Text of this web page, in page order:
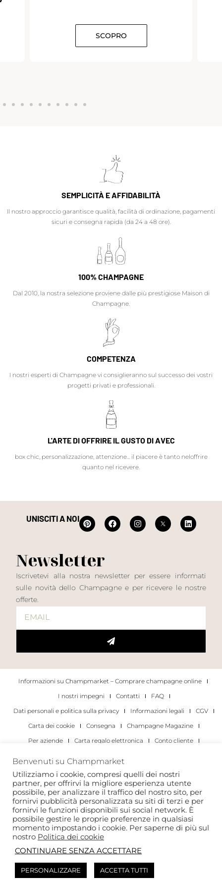
SCOPRO
SEMPLICITÀ E AFFIDABILITÀ
Il nostro approccio garantisce qualità, facilità di ordinazione, pagamenti
sicuri e consegna rapida (da 24 a 48 ore).
100% CHAMPAGNE
Dal 2010, la nostra selezione proviene dalle più prestigiose Maison di
Champagne.
COMPETENZA
I nostri esperti di Champagne vi consiglieranno sul successo dei vostri
progetti privati e professionali.
L'ARTE DI OFFRIRE IL GUSTO DI AVEC
box chic, personalizzazione, attenzione... il piacere è tanto neloffrire
quanto nel ricevere.
UNISCITI A NOI
Newsletter
Iscrivetevi alla nostra newsletter per essere informati
sulle novità dello Champagne e per ricevere le nostre
offerte.
Informazioni su Champmarket – Comprare champagne online
I nostri impegni
Contatti
FAQ
Dati personali e politica sulla privacy
Informazioni legali
CGV
Carta dei cookie
Consegna
Champagne Magazine
Per aziende
Carta regalo elettronica
Conto cliente
Per gli individui
Per le aziende
Copyright 2022 © tutti i diritti riservati. Champmarket.
Benvenuti su Champmarket
Utilizziamo i cookie, compresi quelli dei nostri
partner, per offrirvi la migliore esperienza utente
possibile, per analizzare il traffico del nostro sito, per
fornirvi pubblicità personalizzata su siti di terzi e per
fornirvi le funzioni disponibili sui social network. È
possibile gestire le proprie preferenze in qualsiasi
momento impostando i cookie. Per saperne di più sul
nostro Politica dei cookie
CONTINUARE SENZA ACCETTARE
PERSONALIZZARE ACCETTA TUTTI